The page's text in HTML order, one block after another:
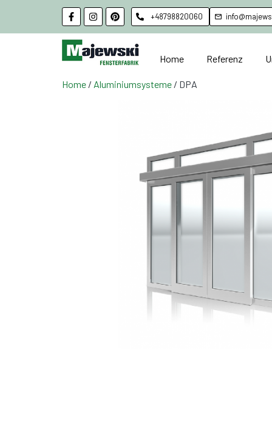
+48798820060
Home Referenz
Home / Aluminiumsysteme / DPA